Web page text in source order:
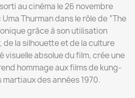
au cinéma le 26 novembre
Thurman dans le rôle de “The
grâce à son utilisation
de la silhouette et de la culture
visuelle absolue du film, crée une
hommage aux films de kung-
martiaux des années 1970.